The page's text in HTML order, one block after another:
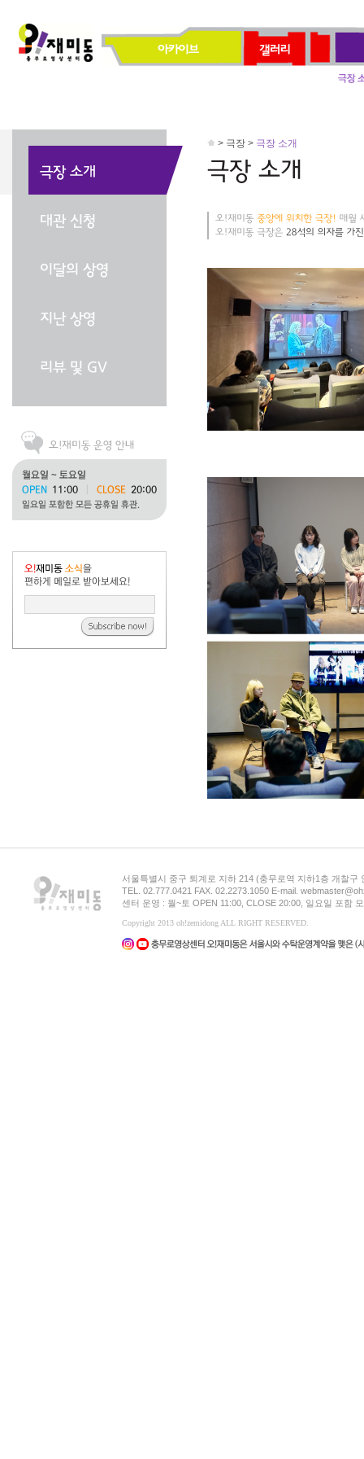
> 극장 > 극장 소개
서울특별시 중구 퇴계로 지하 214 (충무로역 지하1층 개찰구
TEL. 02.777.0421 FAX. 02.2273.1050 E-mail.
센터 운영 : 월~토 OPEN 11:00, CLOSE 20:00, 일요일 포함
Copyright 2013 oh!zemidong ALL RIGHT RESERVED.